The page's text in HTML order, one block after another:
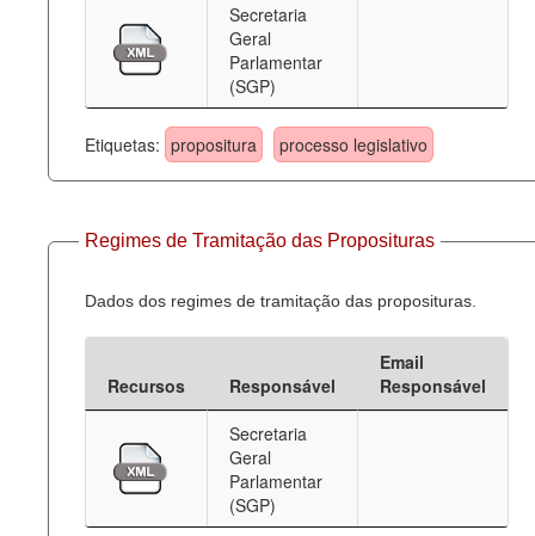
Secretaria
Geral
Parlamentar
(SGP)
Etiquetas: propositura processo legislativo
Regimes de Tramitação das Proposituras
Dados dos regimes de tramitação das proposituras.
Recursos Responsável
Email
Responsável
Secretaria
Geral
Parlamentar
(SGP)